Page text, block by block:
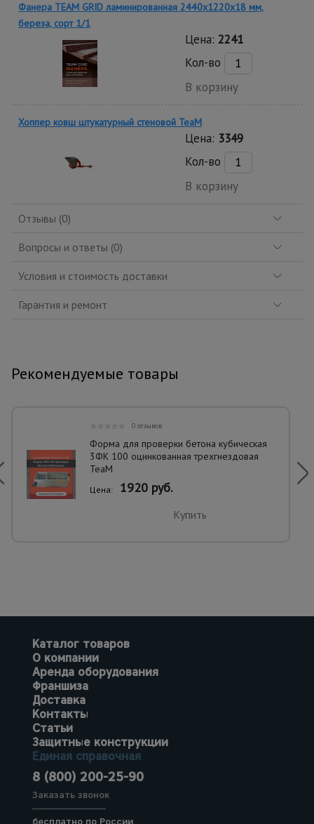
Фанера TEAM GRID ламинированная 2440х1220х18 мм,
береза, сорт 1/1
Цена: 2241
Кол-во
В корзину
Хоппер ковш штукатурный стеновой TeaM
Цена: 3349
Кол-во
В корзину
Отзывы (0)
Вопросы и ответы (0)
Условия и стоимость доставки
Гарантия и ремонт
Рекомендуемые товары
0 отзывов
Форма для проверки бетона кубическая
3ФК 100 оцинкованная трехгнездовая
TeaM
Цена: 1920 руб.
Купить
Каталог товаров
О компании
Аренда оборудования
Франшиза
Доставка
Контакты
Статьи
Защитные конструкции
Единая справочная
8 (800) 200-25-90
Заказать звонок
бесплатно по России